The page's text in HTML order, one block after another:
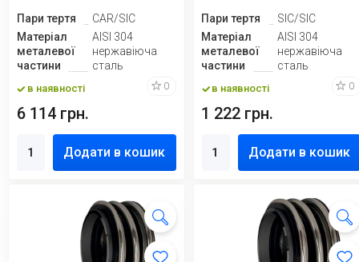
Пари тертя
CAR/SIC
Матеріал
металевої
частини
AISI 304
нержавіюча
сталь
в наявності 0
6 114 грн.
Додати в кошик
Пари тертя
SIC/SIC
Матеріал
металевої
частини
AISI 304
нержавіюча
сталь
в наявності 0
1 222 грн.
Додати в кошик